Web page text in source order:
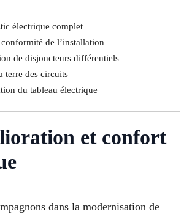
électrique complet
de l’installation
de disjoncteurs différentiels
terre des circuits
du tableau électrique
et confort
dans la modernisation de